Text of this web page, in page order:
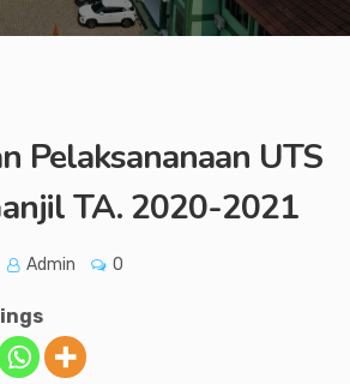
Pelaksananaan UTS
TA. 2020-2021
Admin 0